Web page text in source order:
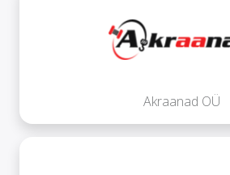
Akraanad OÜ